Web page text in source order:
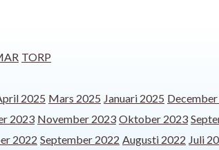
TORP
2025 Mars 2025 Januari 2025
2023 November 2023 Oktober 2023
2022 September 2022 Augusti 2022 Juli